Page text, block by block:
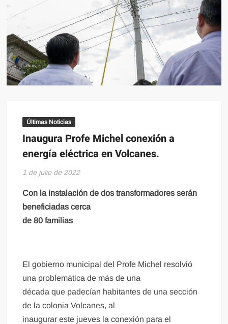
Últimas Noticias
Inaugura Profe Michel conexión a
energía eléctrica en Volcanes.
1 de julio de 2022
Con la instalación de dos transformadores serán
beneficiadas cerca
de 80 familias
El gobierno municipal del Profe Michel resolvió
una problemática de más de una
década que padecían habitantes de una sección
de la colonia Volcanes, al
inaugurar este jueves la conexión para el